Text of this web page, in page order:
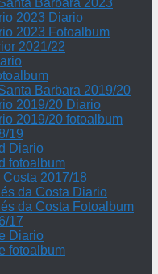
Barbara 2023
2023 Diario
2023 Fotoalbum
2021/22
Barbara 2019/20
2019/20 Diario
2019/20 fotoalbum
19
Diario
fotoalbum
2017/18
da Costa Diario
da Costa Fotoalbum
17
Diario
fotoalbum